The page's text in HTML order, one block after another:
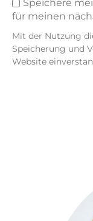
Speichere
für meinen
Mit der Nutzung
Speicherung und
Website